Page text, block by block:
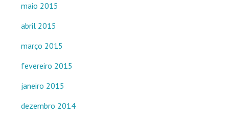
maio 2015
abril 2015
março 2015
fevereiro 2015
janeiro 2015
dezembro 2014